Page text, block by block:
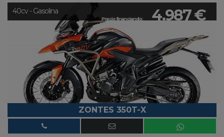
Precio financiando: 4.987 €
40cv - Gasolina
ZONTES 350T-X